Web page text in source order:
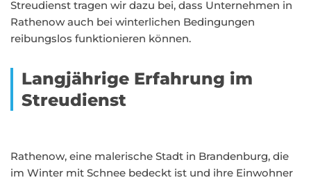
Streudienst tragen wir dazu bei, dass Unternehmen in
Rathenow auch bei winterlichen Bedingungen
reibungslos funktionieren können.
Langjährige Erfahrung im
Streudienst
Rathenow, eine malerische Stadt in Brandenburg, die
im Winter mit Schnee bedeckt ist und ihre Einwohner